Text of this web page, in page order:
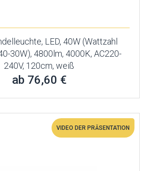
LED, 40W (Wattzahl
30W), 4800lm, 4000K, AC220-
240V, 120cm, weiß
ab 76,60 €
VIDEO DER PRÄSENTATION